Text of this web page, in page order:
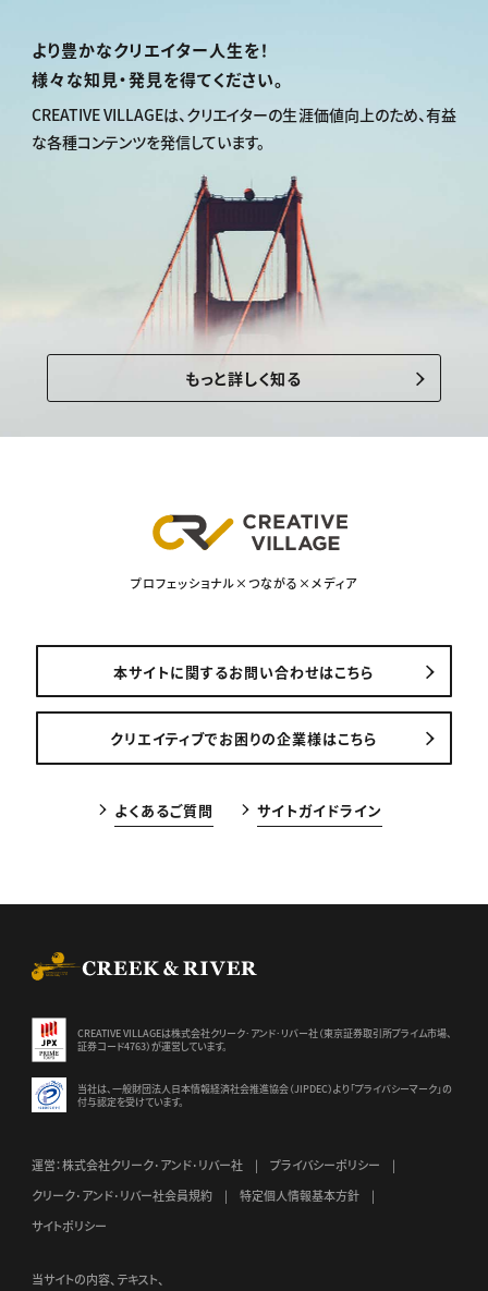
より豊かなクリエイター人生を！
様々な知見・発見を得てください。
CREATIVE VILLAGEは、クリエイターの生涯価値向上のため、有益
な各種コンテンツを発信しています。
もっと詳しく知る
プロフェッショナル×つながる×メディア
本サイトに関するお問い合わせはこちら
クリエイティブでお困りの企業様はこちら
よくあるご質問 サイトガイドライン
CREATIVE VILLAGEは株式会社クリーク･アンド･リバー社（東京証券取引所プライム市場、
証券コード4763）が運営しています。
当社は、一般財団法人日本情報経済社会推進協会（JIPDEC）より 「プライバシーマーク」の
付与認定を受けています。
運営：株式会社クリーク･アンド･リバー社
プライバシーポリシー
クリーク･アンド･リバー社会員規約
特定個人情報基本方針
サイトポリシー
当サイトの内容、テキスト、